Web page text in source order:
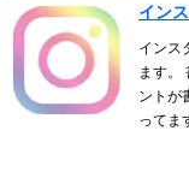
イン
インス
ます。
ントが
ってま